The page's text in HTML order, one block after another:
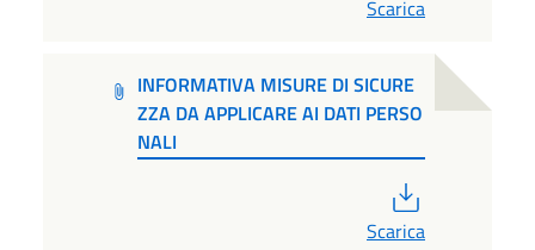
Scarica
INFORMATIVA MISURE DI SICURE
ZZA DA APPLICARE AI DATI PERSO
NALI
Scarica